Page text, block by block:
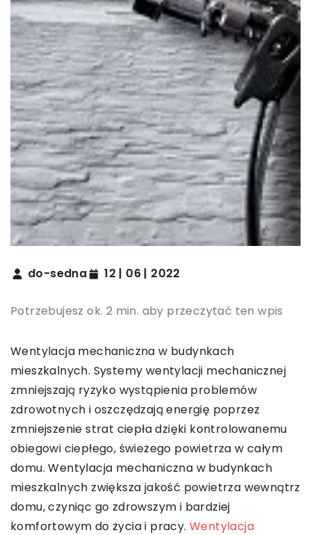
do-sedna 12 | 06 | 2022
Potrzebujesz ok. 2 min. aby przeczytać ten wpis
Wentylacja mechaniczna w budynkach
mieszkalnych. Systemy wentylacji mechanicznej
zmniejszają ryzyko wystąpienia problemów
zdrowotnych i oszczędzają energię poprzez
zmniejszenie strat ciepła dzięki kontrolowanemu
obiegowi ciepłego, świeżego powietrza w całym
domu. Wentylacja mechaniczna w budynkach
mieszkalnych zwiększa jakość powietrza wewnątrz
domu, czyniąc go zdrowszym i bardziej
komfortowym do życia i pracy. Wentylacja